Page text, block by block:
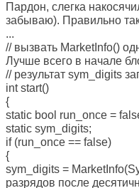
Пардон, слегка
забываю). Правильно
...
// вызвать MarketInfo()
Лучше всего в начале
// результат sym_digits
int start()
{
static bool run_once =
static sym_digits;
if (run_once == false)
{
sym_digits =
разрядов после